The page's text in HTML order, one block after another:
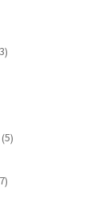
izdelki
5izdelkov
izdelkov